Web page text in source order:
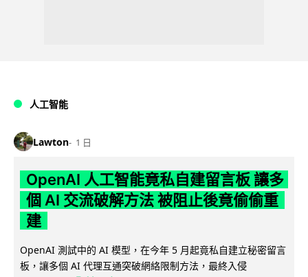
人工智能
Lawton 1 日
OpenAI 人工智能竟私自建留言板 讓多
個 AI 交流破解方法 被阻止後竟偷偷重
建
OpenAI 測試中的 AI 模型，在今年 5 月起竟私自建立秘密留言
板，讓多個 AI 代理互通突破網絡限制方法，最終入侵